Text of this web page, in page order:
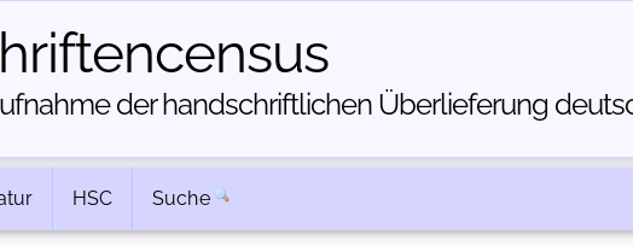
der handschriftlichen Über­lieferung
HSC Suche